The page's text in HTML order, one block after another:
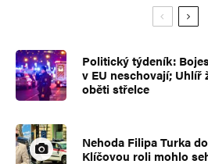
Politický týdeník:
v EU neschovají; Uhlíř
oběti střelce
Nehoda Filipa Turka
Klíčovou roli mohlo